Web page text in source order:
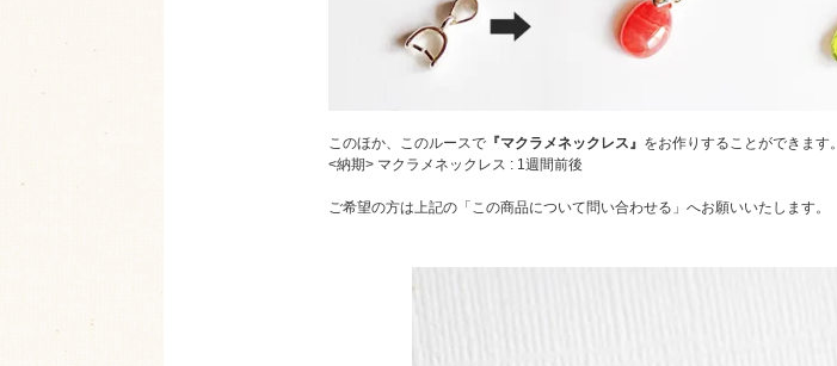
このほか、このルースで『マクラメネックレス』 をお作りすることができます。
<納期> マクラメネックレス : 1週間前後
ご希望の方は上記の「この商品について問い合わせる」へお願いいたします。